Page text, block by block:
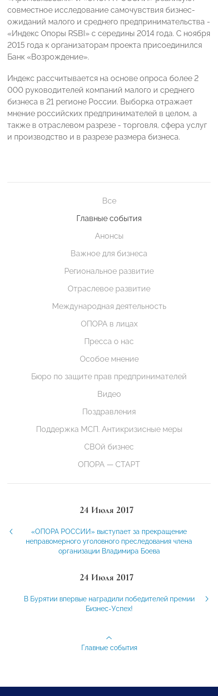
совместное исследование самочувствия бизнес-
ожиданий малого и среднего предпринимательства -
«Индекс Опоры RSBI» с середины 2014 года. С ноября
2015 года к организаторам проекта присоединился
Банк «Возрождение».
Индекс рассчитывается на основе опроса более 2
000 руководителей компаний малого и среднего
бизнеса в 21 регионе России. Выборка отражает
мнение российских предпринимателей в целом, а
также в отраслевом разрезе - торговля, сфера услуг
и производство и в разрезе размера бизнеса.
Все
Главные события
Анонсы
Важное для бизнеса
Региональное развитие
Отраслевое развитие
Международная деятельность
ОПОРА в лицах
Пресса о нас
Особое мнение
Бюро по защите прав предпринимателей
Видео
Поздравления
Поддержка МСП. Антикризисные меры
СВОй бизнес
ОПОРА — СТАРТ
24 Июля 2017
«ОПОРА РОССИИ» выступает за прекращение
неправомерного уголовного преследования члена
организации Владимира Боева
24 Июля 2017
В Бурятии впервые наградили победителей премии
Бизнес-Успех!
Главные события